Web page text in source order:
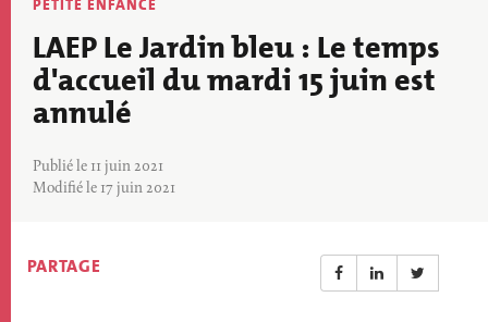
actu
PETITE ENFANCE
LAEP Le Jardin bleu : Le temps
d'accueil du mardi 15 juin est
annulé
Publié le 11 juin 2021
Modifié le 17 juin 2021
PARTAGE